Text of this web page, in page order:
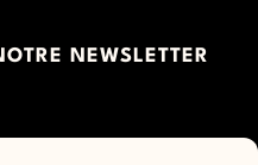
NEWSLETTER